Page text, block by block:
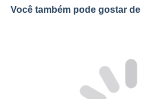
Você também pode gostar de